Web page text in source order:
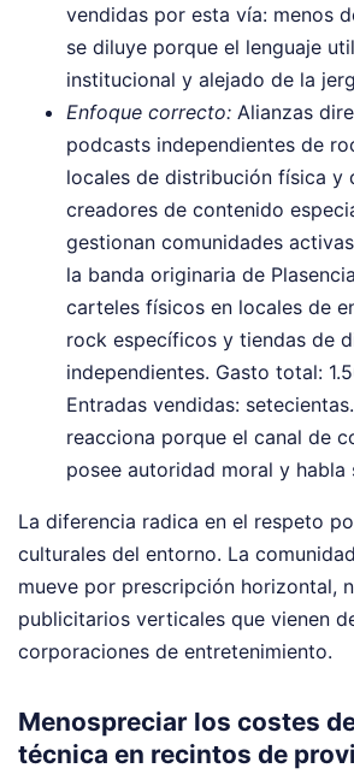
vendidas por esta vía: menos
se diluye porque el lenguaje
institucional y alejado de la
Enfoque correcto: Alianzas
podcasts independientes de
locales de distribución física y
creadores de contenido
gestionan comunidades
la banda originaria de
carteles físicos en locales de
rock específicos y tiendas de
independientes. Gasto total:
Entradas vendidas:
reacciona porque el canal de
posee autoridad moral y habla
La diferencia radica en el respeto
culturales del entorno. La
mueve por prescripción horizontal,
publicitarios verticales que vienen
corporaciones de entretenimiento.
Menospreciar los costes
técnica en recintos de